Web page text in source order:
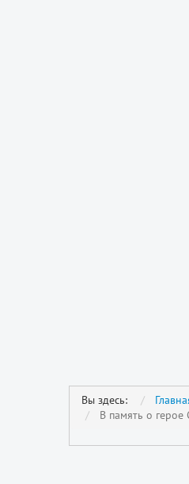
Вы здесь:
В память о